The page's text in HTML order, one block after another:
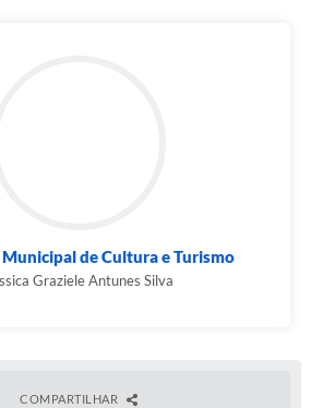
de Cultura e Turismo
Graziele Antunes Silva
COMPARTILHAR